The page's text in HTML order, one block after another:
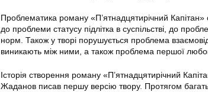
Проблематика роману «П’ятнадцятирічний
до проблеми статусу підлітка в суспільстві, до
норм. Також у творі порушується проблема
виникають між ними, а також проблема першої
Історія створення роману «П’ятнадцятирічний
Жаданов писав першу версію твору. Протягом